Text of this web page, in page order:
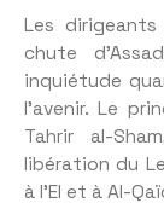
Les
chute
inquiétude
l’avenir. Le
Tahrir al-
libération du
à l’EI et à Al-